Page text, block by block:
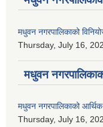
मधुवन नगरपालिकाको
Thursday, July 16,
मधुवन
मधुवन नगरपालिकाको
Thursday, July 16,